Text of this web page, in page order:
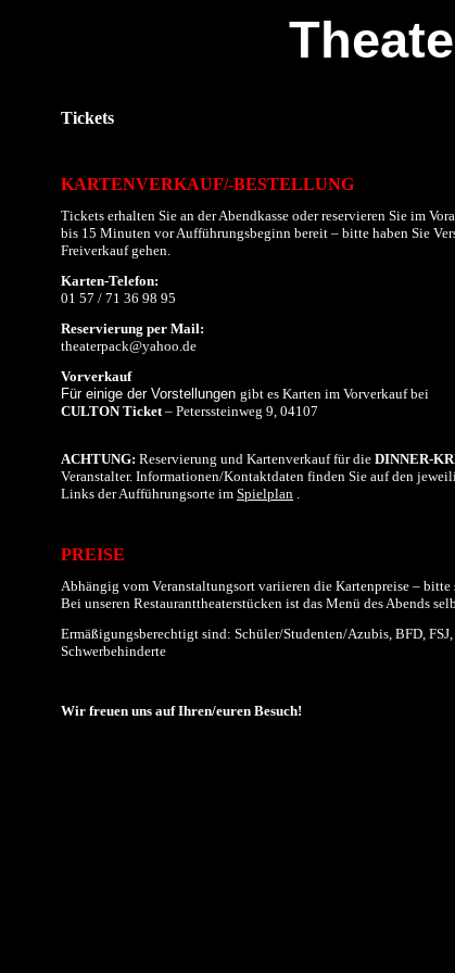
Tickets
KARTENVERKAUF/-BESTELLUNG
Tickets erhalten Sie an der Abendkasse oder reservieren Sie im
bis 15 Minuten vor Aufführungsbeginn bereit – bitte haben Sie
Freiverkauf gehen.
Karten-Telefon:
01 57 / 71 36 98 95
Reservierung per Mail:
theaterpack@yahoo.de
Vorverkauf
Für einige der Vorstellungen gibt es Karten im Vorverkaufbei
CULTON Ticket– Peterssteinweg 9, 04107
ACHTUNG: Reservierung und Kartenverkauf für die DINNER-
Veranstalter. Informationen/Kontaktdaten finden Sie auf den
Links derAufführungsorte im Spielplan .
PREISE
Abhängig vom Veranstaltungsort variieren die Kartenpreise –
Bei unseren Restauranttheaterstücken ist das Menü des Abends
Ermäßigungsberechtigt sind: Schüler/Studenten/Azubis, BFD,
Schwerbehinderte
Wir freuen uns auf Ihren/euren Besuch!